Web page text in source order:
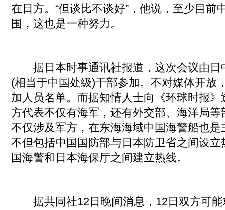
在日方。“但谈比不谈好”，他说，至少目前
围，这也是一种努力。
据日本时事通讯社报道，这次会议由日
(相当于中国处级)干部参加。不对媒体开放
加人员名单。而据知情人士向《环球时报
方代表不仅有海军，还有外交部、海洋局
不仅涉及军方，在东海海域中国海警船也
不但包括中国国防部与日本防卫省之间设
国海警和日本海保厅之间建立热线。
据共同社12日晚间消息，12日双方可能